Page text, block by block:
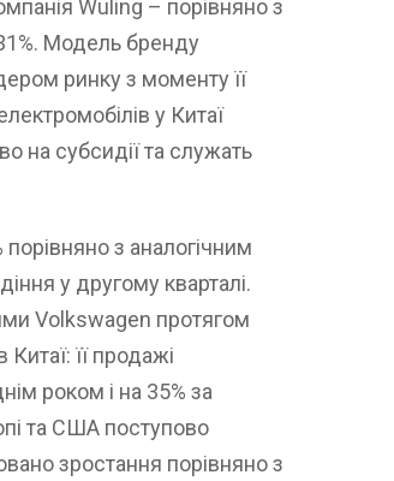
Wuling – порівняно з
Модель бренду
ринку з моменту її
у Китаї
на субсидії та служать
з аналогічним
у другому кварталі.
Volkswagen протягом
її продажі
роком і на 35% за
та США поступово
зростання порівняно з